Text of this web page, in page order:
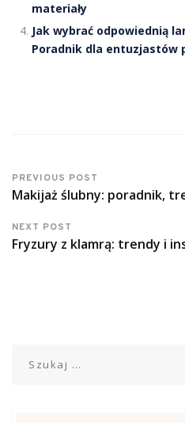
materiały
Jak wybrać odpowiednią
Poradnik dla entuzjastów
PREVIOUS POST
Makijaż ślubny: poradnik,
NEXT POST
Fryzury z klamrą: trendy i